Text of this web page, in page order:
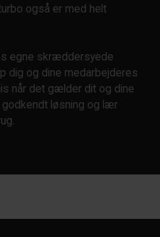
også er med helt
egne skræddersyede
dig og dine medarbejderes
når det gælder dit og dine
godkendt løsning og lær